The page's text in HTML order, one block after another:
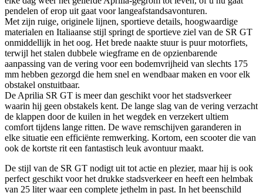
pendelen of erop uit gaat voor langeafstandsavonturen.
Met zijn ruige, originele lijnen, sportieve details, hoogwaardige
materialen en Italiaanse stijl springt de sportieve ziel van de SR GT
onmiddellijk in het oog. Het brede naakte stuur is puur motorfiets,
terwijl het stalen dubbele wiegframe en de opzienbarende
aanpassing van de vering voor een bodemvrijheid van slechts 175
mm hebben gezorgd die hem snel en wendbaar maken en voor elk
obstakel onstuitbaar.
De Aprilia SR GT is meer dan geschikt voor het stadsverkeer
waarin hij geen obstakels kent. De lange slag van de vering verzacht
de klappen door de kuilen in het wegdek en verzekert ultiem
comfort tijdens lange ritten. De wave remschijven garanderen in
elke situatie een efficiënte remwerking. Kortom, een scooter die van
ook de kortste rit een fantastisch leuk avontuur maakt.
De stijl van de SR GT nodigt uit tot actie en plezier, maar hij is ook
perfect geschikt voor het drukke stadsverkeer en heeft een helmbak
van 25 liter waar een complete jethelm in past. In het beenschild